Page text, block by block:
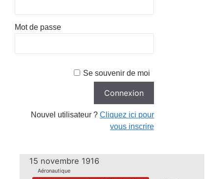
Mot de passe
Se souvenir de moi
Nouvel utilisateur ?Cliquez ici pour
vous inscrire
15 novembre 1916
Aéronautique